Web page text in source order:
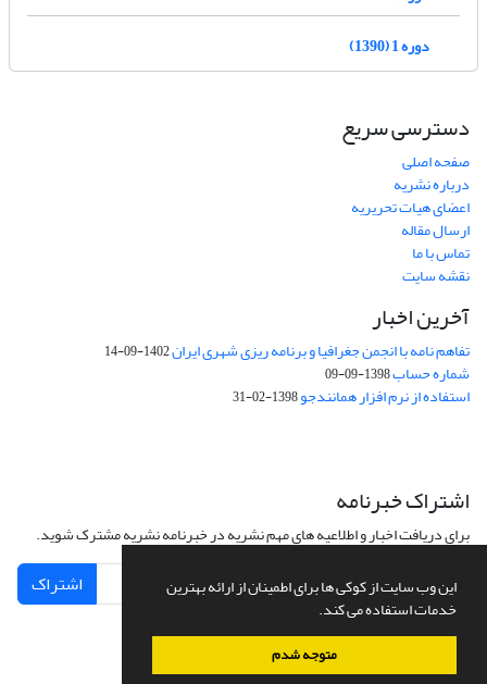
این وب سایت از کوکی ها برای اطمینان از ارائه بهترین
خدمات استفاده می کند.
متوجه شدم
دوره 1 (1390)
دسترسی سریع
صفحه اصلی
درباره نشریه
اعضای هیات تحریریه
ارسال مقاله
تماس با ما
نقشه سایت
آخرین اخبار
تفاهم نامه با انجمن جغرافیا و برنامه ریزی شهری ایران1402-09-14
شماره حساب1398-09-09
استفاده از نرم افزار همانندجو1398-02-31
اشتراک خبرنامه
برای دریافت اخبار و اطلاعیه های مهم نشریه در خبرنامه نشریه مشترک شوید.
اشتراک
سامانه مدیریت نشریات علمی.طراحی و پیاده سازی ازسیناوب